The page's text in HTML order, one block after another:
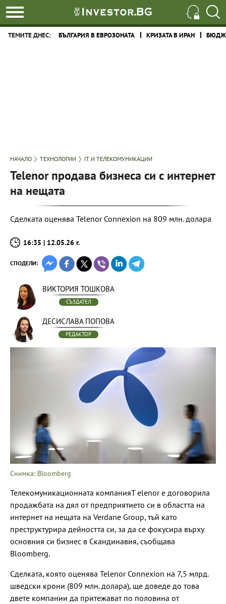
ТЕМИТЕ ДНЕС: БЪЛГАРИЯ В ЕВРОЗОНАТА КРИЗАТА В ИРАН
НАЧАЛО ТЕХНОЛОГИИ IT И ТЕЛЕКОМУНИКАЦИИ
Telenor продава бизнеса си с интернет
на нещата
Сделката оценява Telenor Connexion на 809 млн. долара
16:35 | 12.05.26 г.
СПОДЕЛИ:
ВИКТОРИЯ ТОШКОВА
СЪЗДАТЕЛ
ДЕСИСЛАВА ПОПОВА
РЕДАКТОР
Снимка: Bloomberg
Телекомуникационната компанияT elenor е договорила
продажбата на дял от предприятието си в областта на
интернет на нещата на Verdane Group, тъй като
преструктурира дейността си, за да се фокусира върху
основния си бизнес в Скандинавия, съобщава
Bloomberg.
Сделката, която оценява Telenor Connexion на 7,5 млрд.
шведски крони (809 млн. долара), ще доведе до това
двете компании да притежават по половина от